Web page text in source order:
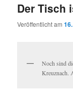
Der Tisch
Veröffentlicht am
Noch sind
Kreuznach.